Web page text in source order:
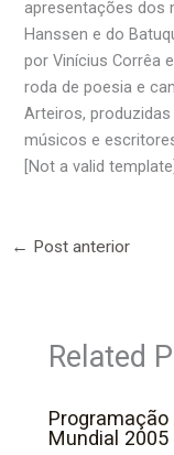
apresentações dos
Hanssen e do
por Vinícius Corrêa
roda de poesia e
Arteiros,
músicos e
[Not a valid template]
← Post anterior
Related
Programação
Mundial 2005